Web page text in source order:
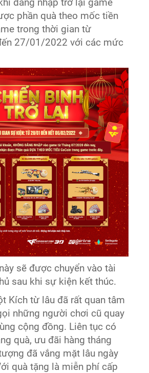
đăng nhập trở lại game
phần quà theo mốc tiền
trong thời gian từ
27/01/2022 với các mức
sẽ được chuyển vào tài
sau khi sự kiện kết thúc.
Kích từ lâu đã rất quan tâm
những người chơi cũ quay
cộng đồng. Liên tục có
quà, ưu đãi hàng tháng
đã vắng mặt lâu ngày
quà tặng là miễn phí cấp